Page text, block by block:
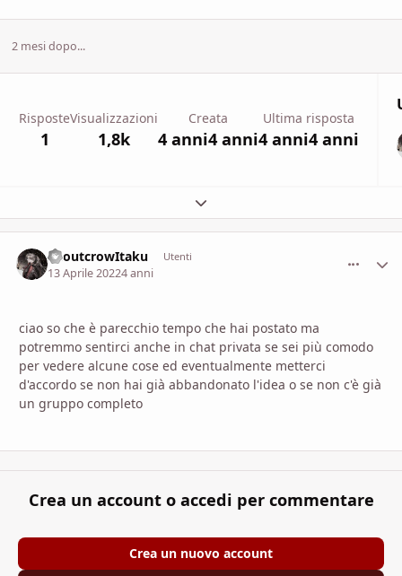
2 mesi dopo...
Risposte
1
Visualizzazioni
1,8k
Creata
4 anni4 anni
Ultima risposta
4 anni4 anni
Espandi panoramica del topic
ShoutcrowItaku Utenti
13 Aprile 20224 anni
ciao so che è parecchio tempo che hai postato ma
potremmo sentirci anche in chat privata se sei più comodo
per vedere alcune cose ed eventualmente metterci
d'accordo se non hai già abbandonato l'idea o se non c'è già
un gruppo completo
Crea un account o accedi per commentare
Crea un nuovo account